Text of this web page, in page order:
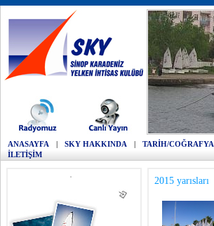
ANASAYFA | SKY HAKKINDA | TARİH/COĞRAFYA
İLETİŞİM
2015 yarısları